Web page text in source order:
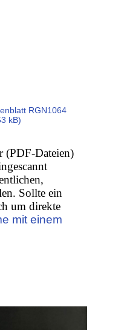
RGN1064
kB)
(PDF-Dateien)
Sollte ein
um direkte
mit einem